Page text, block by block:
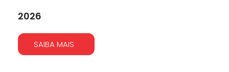
2026
SAIBA MAIS